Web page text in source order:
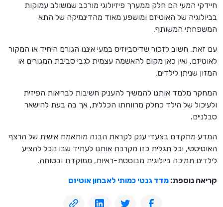
חיידקי המעי הם חלק ממערך פיזיולוגי מורכב שמשולב עמוקות
בביולוגיה של האוטיזם ומושפע מאוד מהדינמיקה של התא
המשפחתי המשותף.
עם זאת, חשוב לזכור שדיסביוזיס במעי איננו הגורם היחיד או המקור
לאוטיזם, ואין כאן מקום להאשמה עצמית לגבי סביבת המגורים או
המזון שניתן לילדים.
המחקר מלמד אותנו להמשיך להעניק חשיבות לבריאות הפיזית
ולעיכול של הילד כחלק מרווחתו הכללית, אך בה בעת להישאר
סבלניים.
המדע מתקדם בצעדי ענק לקראת הבנה מותאמת אישית של הרצף
האוטיסטי, וכל תגלית כזו מקרבת אותנו לעתיד שבו נוכל להציע
לילדים תמיכה ביולוגית מבוססת-ראיות, ממוקדת ובטוחה.
קריאה נוספת: מדד גנטי כמותי לאבחון אוטיזם